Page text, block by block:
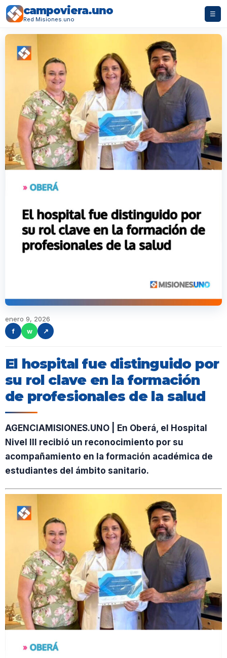
campoviera.uno
Red Misiones.uno
☰
enero 9, 2026
f
w ↗
El hospital fue distinguido por
su rol clave en la formación
de profesionales de la salud
AGENCIAMISIONES.UNO | En Oberá, el Hospital
Nivel III recibió un reconocimiento por su
acompañamiento en la formación académica de
estudiantes del ámbito sanitario.